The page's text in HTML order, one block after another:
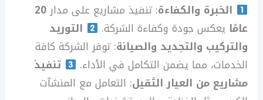
الخبرة والكفاءة: تنفيذ مشاريع على مدار 20
عامًا يعكس جودة وكفاءة الشركة.
التوريد
والتركيب والتجديد والصيانة: توفر الشركة كافة
الخدمات، مما يضمن التكامل في الأداء.
تنفيذ
مشاريع من العيار الثقيل: التعامل مع المنشآت